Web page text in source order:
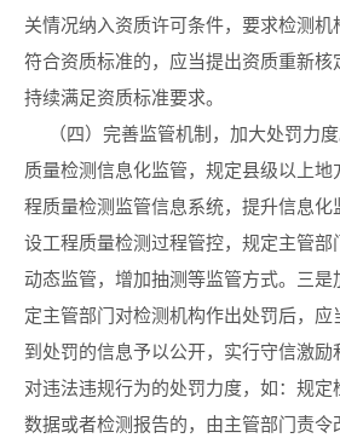
关情况纳入资质许可条件，要求检测
符合资质标准的，应当提出资质重新核
持续满足资质标准要求。
（四）完善监管机制，加大处罚力度
质量检测信息化监管，规定县级以上地
程质量检测监管信息系统，提升信息化
设工程质量检测过程管控，规定主管部
动态监管，增加抽测等监管方式。三是
定主管部门对检测机构作出处罚后，应
到处罚的信息予以公开，实行守信激励
对违法违规行为的处罚力度，如：规定
数据或者检测报告的，由主管部门责令